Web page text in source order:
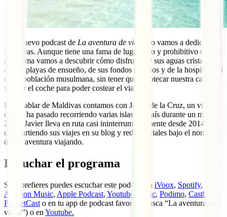
Este nuevo podcast de La aventura de viajar
lo vamos a dedicar a
Maldivas. Aunque tiene una fama de lugar caro y prohibitivo en este
programa vamos a descubrir cómo disfrutar de sus aguas cristalinas,
de sus playas de ensueño, de sus fondos marinos y de la hospitalidad
de su población musulmana, sin tener que hipotecar nuestra casa ni
vender el coche para poder costear el viaje.
Para hablar de Maldivas contamos con Javier de la Cruz, un viajero
que se ha pasado recorriendo varias islas del país durante un mes en
2023. Javier lleva en ruta casi ininterrumpidamente desde 2014,
compartiendo sus viajes en su blog y redes sociales bajo el nombre
de Mi aventura viajando.
Escuchar el programa
Si lo prefieres puedes escuchar este podcast en iVoox, Spotify,
Amazon Music, Apple Podcast, Youtube Music, Podimo, Castbox
PocketCast o en tu app de podcast favorita (busca “La aventura de
viajar”) o en Youtube.